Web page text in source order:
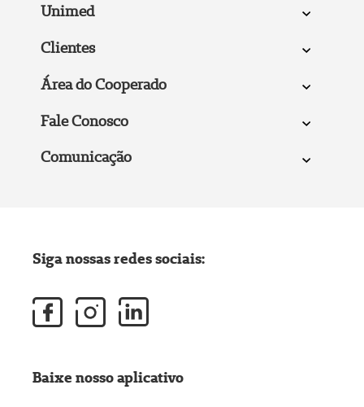
Unimed
Clientes
Área do Cooperado
Fale Conosco
Comunicação
Siga nossas redes sociais:
Baixe nosso aplicativo